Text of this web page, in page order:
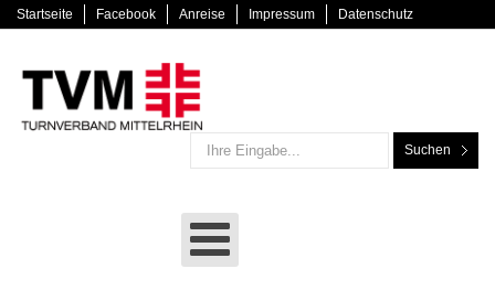
Startseite Facebook Anreise Impressum Datenschutz
Suchen